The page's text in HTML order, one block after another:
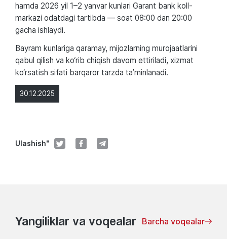
30.12.2025
Ulashish"
hamda 2026 yil 1–2 yanvar kunlari Garant bank koll-
markazi odatdagi tartibda — soat 08:00 dan 20:00
gacha ishlaydi.
Bayram kunlariga qaramay, mijozlarning murojaatlarini
qabul qilish va ko‘rib chiqish davom ettiriladi, xizmat
ko‘rsatish sifati barqaror tarzda ta’minlanadi.
Yangiliklar va voqealar Barcha voqealar